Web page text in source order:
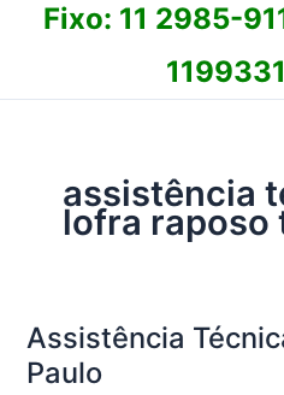
Fixo: 11 2985-
assistência
lofra raposo
Assistência
Paulo